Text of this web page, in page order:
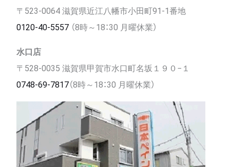
〒523-0064 滋賀県近江八幡市小田町91-1番地
0120-40-5557（8時～18：30 月曜休業）
水口店
〒528-0035 滋賀県甲賀市水口町名坂１９０−１
0748-69-7817（8時～18：30 月曜休業）